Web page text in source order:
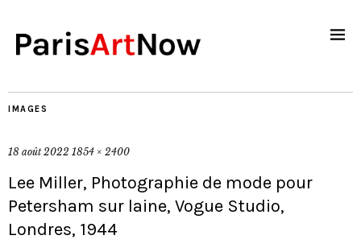
IMAGES
18 août 2022 1854 × 2400
Lee Miller, Photographie de mode pour
Petersham sur laine, Vogue Studio,
Londres, 1944